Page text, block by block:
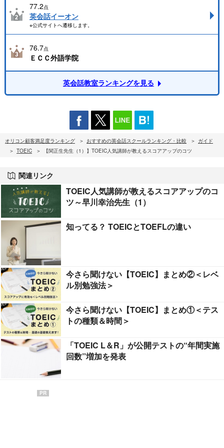
77.2点
英会話イーオン
※公式サイトへ遷移します。
76.7点
ＥＣＣ外語学院
英会話教室ランキングを見る
オリコン顧客満足度ランキング おすすめの英会話スクールランキング・比較
ガイド
TOEIC
【関正生先生（1）】TOEIC人気講師が教えるスコアアップのコツ
関連リンク
TOEIC人気講師が教えるスコアアップのコ
ツ～早川幸治先生（1）
知ってる？ TOEICとTOEFLの違い
今さら聞けない【TOEIC】まとめ②＜レベ
ル別勉強法＞
今さら聞けない【TOEIC】まとめ①＜テス
トの種類＆時間＞
「TOEIC L＆R」が公開テストの“年間実施
回数”増加を発表
PR